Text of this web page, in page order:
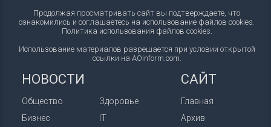
Продолжая просматривать сайт вы подтверждаете, что
ознакомились и соглашаетесь на использование файлов cookies.
Политика использования файлов cookies.
Использование материалов разрешается при условии открытой
ссылки на AOinform.com.
НОВОСТИ
Общество
Бизнес
Здоровье
IT
САЙТ
Главная
Архив